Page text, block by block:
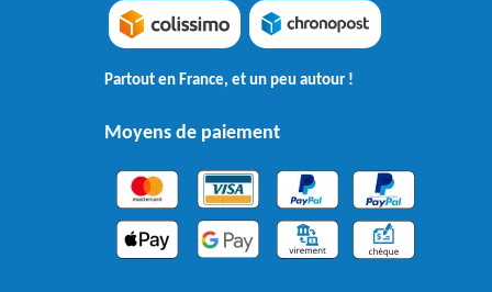
Partout en France, et un peu autour !
Moyens de paiement